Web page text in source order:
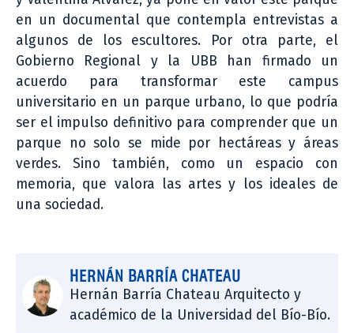
en un documental que contempla entrevistas a
algunos de los escultores. Por otra parte, el
Gobierno Regional y la UBB han firmado un
acuerdo para transformar este campus
universitario en un parque urbano, lo que podría
ser el impulso definitivo para comprender que un
parque no solo se mide por hectáreas y áreas
verdes. Sino también, como un espacio con
memoria, que valora las artes y los ideales de
una sociedad.
HERNÁN BARRÍA CHATEAU
Hernán Barría Chateau Arquitecto y
académico de la Universidad del Bío-Bío.